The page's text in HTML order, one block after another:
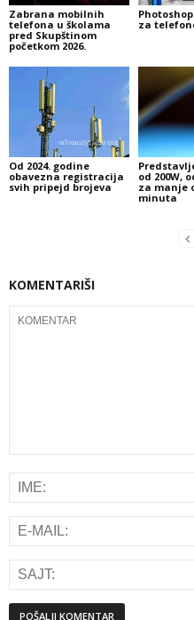
Zabrana mobilnih
telefona u školama
pred Skupštinom
početkom 2026.
za
Od 2024. godine
obavezna registracija
svih pripejd brojeva
od 200W,
za manje
minuta
KOMENTARIŠI